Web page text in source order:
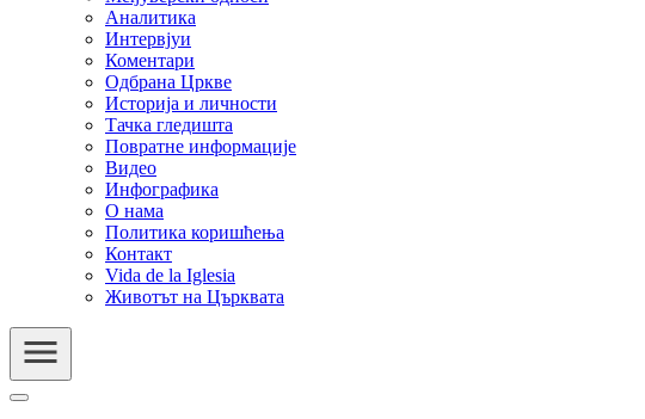
Аналитика
Интервјуи
Коментари
Одбрана Цркве
Историја и личности
Тачка гледишта
Повратне информације
Видео
Инфографика
О нама
Политика коришћења
Контакт
Vida de la Iglesia
Животът на Църквата